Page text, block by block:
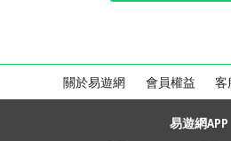
關於易遊網 會員權益 客
易遊網APP